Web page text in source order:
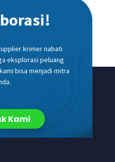
krimer nabati
eksplorasi peluang
bisa menjadi mitra
Kami